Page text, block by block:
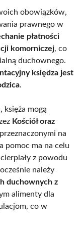
obowiązków,
prawnego w
płatności
komorniczej, co
duchownego.
księdza jest
.
mogą
Kościół oraz
na
pomoc ma na celu
z powodu
należy
duchownych z
alimenty dla
co w